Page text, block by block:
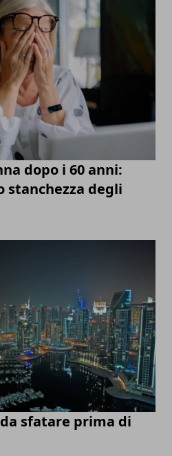
dopo i 60 anni:
stanchezza degli
sfatare prima di